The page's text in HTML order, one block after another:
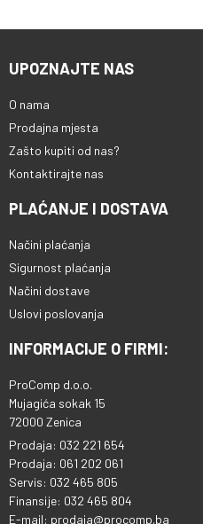
UPOZNAJTE NAS
O nama
Prodajna mjesta
Zašto kupiti od nas?
Kontaktirajte nas
PLAĆANJE I DOSTAVA
Načini plaćanja
Sigurnost plaćanja
Načini dostave
Uslovi poslovanja
INFORMACIJE O FIRMI:
ProComp d.o.o.
Mujagića sokak 15
72000 Zenica
Prodaja: 032 221 654
Prodaja: 061 202 061
Servis: 032 465 805
Finansije: 032 465 804
E-mail: prodaja@procomp.ba